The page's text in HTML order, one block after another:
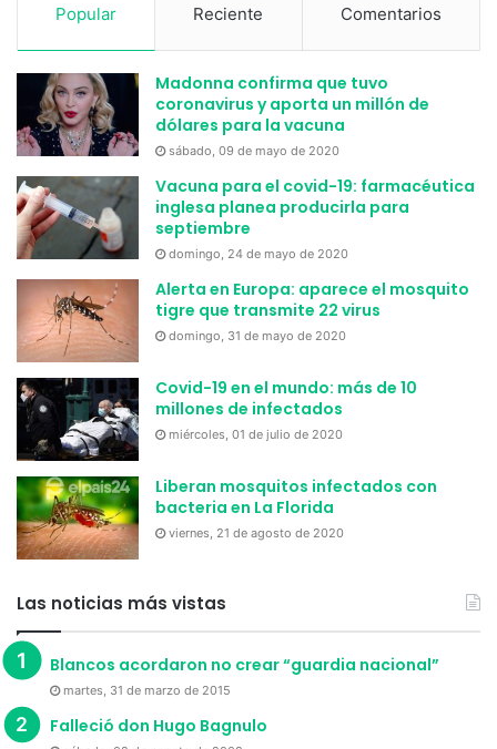
Popular Reciente Comentarios
Madonna confirma que tuvo
coronavirus y aporta un millón de
dólares para la vacuna
sábado, 09 de mayo de 2020
Vacuna para el covid-19: farmacéutica
inglesa planea producirla para
septiembre
domingo, 24 de mayo de 2020
Alerta en Europa: aparece el mosquito
tigre que transmite 22 virus
domingo, 31 de mayo de 2020
Covid-19 en el mundo: más de 10
millones de infectados
miércoles, 01 de julio de 2020
Liberan mosquitos infectados con
bacteria en La Florida
viernes, 21 de agosto de 2020
Las noticias más vistas
Blancos acordaron no crear “guardia nacional”
martes, 31 de marzo de 2015
Falleció don Hugo Bagnulo